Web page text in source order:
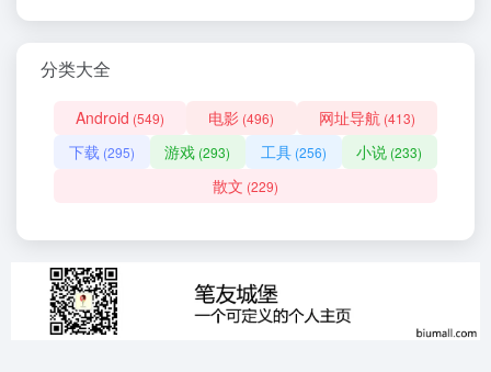
分类大全
Android (549) 电影 (496) 网址导航 (413)
下载 (295) 游戏 (293) 工具(256) 小说 (233)
散文 (229)